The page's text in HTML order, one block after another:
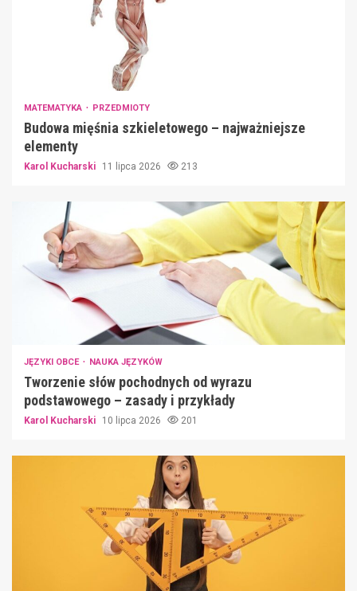
MATEMATYKA PRZEDMIOTY
Budowa mięśnia szkieletowego – najważniejsze
elementy
Karol Kucharski 11 lipca 2026 213
JĘZYKI OBCE NAUKA JĘZYKÓW
Tworzenie słów pochodnych od wyrazu
podstawowego – zasady i przykłady
Karol Kucharski 10 lipca 2026 201